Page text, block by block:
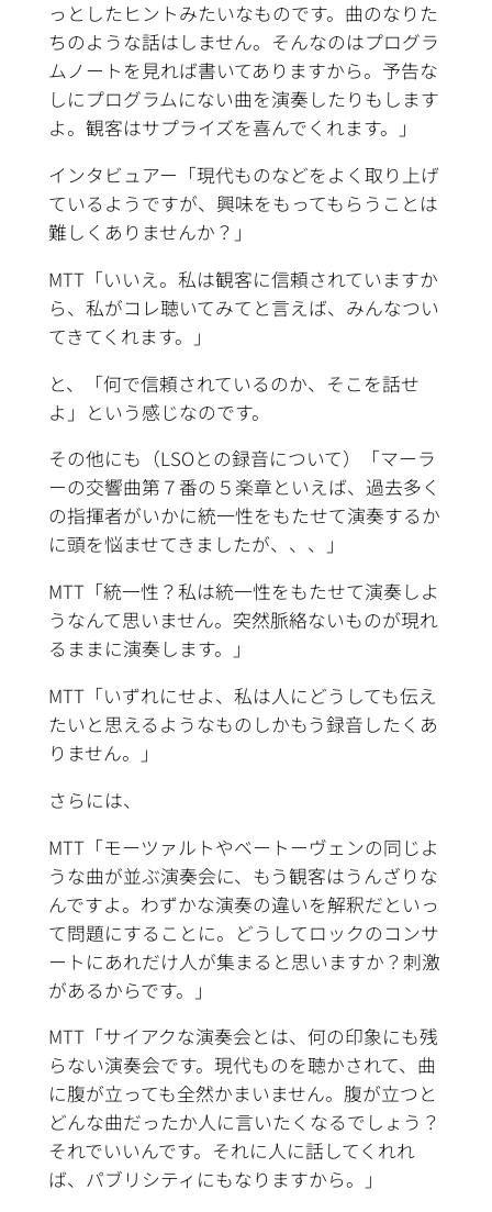
っとしたヒントみたいなものです。曲のなりた
ちのような話はしません。そんなのはプログラ
ムノートを見れば書いてありますから。予告な
しにプログラムにない曲を演奏したりもします
よ。観客はサプライズを喜んでくれます。」
インタビュアー「現代ものなどをよく取り上げ
ているようですが、興味をもってもらうことは
難しくありませんか？」
MTT「いいえ。私は観客に信頼されていますか
ら、私がコレ聴いてみてと言えば、みんなつい
てきてくれます。」
と、「何で信頼されているのか、そこを話せ
よ」という感じなのです。
その他にも（LSOとの録音について）「マーラ
ーの交響曲第７番の５楽章といえば、過去多く
の指揮者がいかに統一性をもたせて演奏するか
に頭を悩ませてきましたが、、、」
MTT「統一性？私は統一性をもたせて演奏しよ
うなんて思いません。突然脈絡ないものが現れ
るままに演奏します。」
MTT「いずれにせよ、私は人にどうしても伝え
たいと思えるようなものしかもう録音したくあ
りません。」
さらには、
MTT「モーツァルトやベートーヴェンの同じよ
うな曲が並ぶ演奏会に、もう観客はうんざりな
んですよ。わずかな演奏の違いを解釈だといっ
て問題にすることに。どうしてロックのコンサ
ートにあれだけ人が集まると思いますか？刺激
があるからです。」
MTT「サイアクな演奏会とは、何の印象にも残
らない演奏会です。現代ものを聴かされて、曲
に腹が立っても全然かまいません。腹が立つと
どんな曲だったか人に言いたくなるでしょう？
それでいいんです。それに人に話してくれれ
ば、パブリシティにもなりますから。」